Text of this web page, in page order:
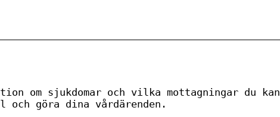
om sjukdomar och vilka mottagningar du kan
göra dina vårdärenden.